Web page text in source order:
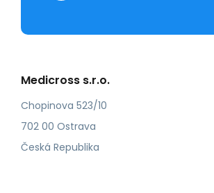
Medicross s.r.o.
Chopinova 523/10
702 00 Ostrava
Česká Republika